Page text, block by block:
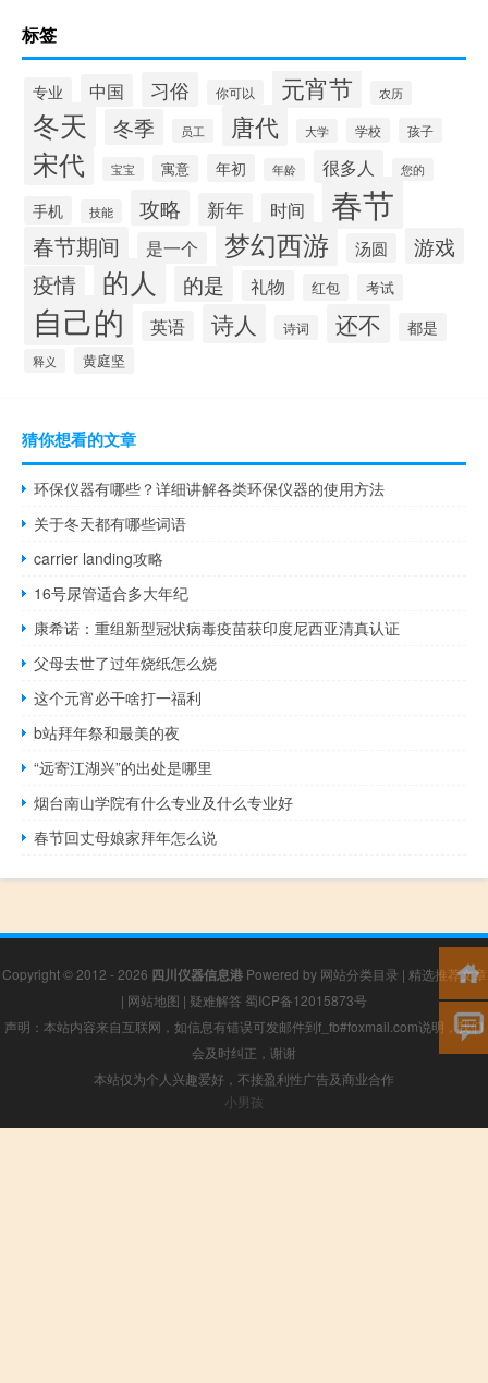
标签
专业 中国 习俗 你可以 元宵节 农历
冬天 冬季 员工 唐代 大学 学校 孩子
宋代 宝宝 寓意 年初 年龄 很多人 您的
手机 技能 攻略 新年 时间 春节
春节期间 是一个 梦幻西游 汤圆 游戏
疫情 的人 的是 礼物 红包 考试
自己的 英语 诗人 诗词 还不 都是
释义 黄庭坚
猜你想看的文章
环保仪器有哪些？详细讲解各类环保仪器的使用方法
关于冬天都有哪些词语
carrier landing攻略
16号尿管适合多大年纪
康希诺：重组新型冠状病毒疫苗获印度尼西亚清真认证
父母去世了过年烧纸怎么烧
这个元宵必干啥打一福利
b站拜年祭和最美的夜
“远寄江湖兴”的出处是哪里
烟台南山学院有什么专业及什么专业好
春节回丈母娘家拜年怎么说
Copyright © 2012 - 2026 四川仪器信息港Powered by 网站分类目录 | 精选推荐文章
| 网站地图 | 疑难解答 蜀ICP备12015873号
声明：本站内容来自互联网，如信息有错误可发邮件到f_fb#foxmail.com说明，我们
会及时纠正，谢谢
本站仅为个人兴趣爱好，不接盈利性广告及商业合作
小男孩